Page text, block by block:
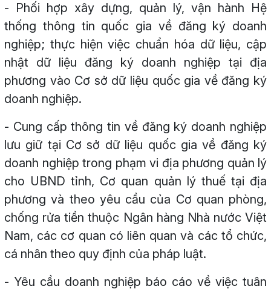
- Phối hợp xây dựng, quản lý, vận hành Hệ
thống thông tin quốc gia về đăng ký doanh
nghiệp; thực hiện việc chuẩn hóa dữ liệu, cập
nhật dữ liệu đăng ký doanh nghiệp tại địa
phương vào Cơ sở dữ liệu quốc gia về đăng ký
doanh nghiệp.
- Cung cấp thông tin về đăng ký doanh nghiệp
lưu giữ tại Cơ sở dữ liệu quốc gia về đăng ký
doanh nghiệp trong phạm vi địa phương quản lý
cho UBND tỉnh, Cơ quan quản lý thuế tại địa
phương và theo yêu cầu của Cơ quan phòng,
chống rửa tiền thuộc Ngân hàng Nhà nước Việt
Nam, các cơ quan có liên quan và các tổ chức,
cá nhân theo quy định của pháp luật.
- Yêu cầu doanh nghiệp báo cáo về việc tuân